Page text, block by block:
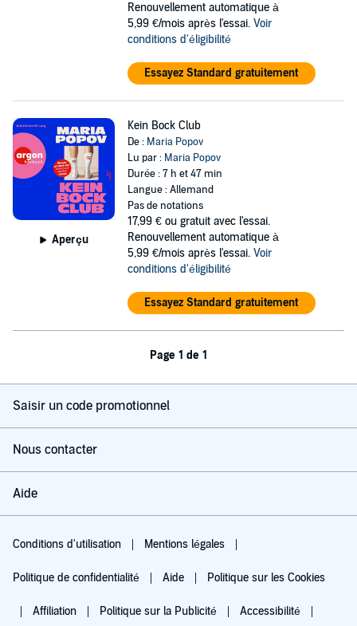
Renouvellement automatique à
5,99 €/mois après l'essai. Voir
conditions d'éligibilité
Essayez Standard gratuitement
Aperçu
Kein Bock Club
De : Maria Popov
Lu par : Maria Popov
Durée : 7 h et 47 min
Langue : Allemand
Pas de notations
17,99 € ou gratuit avec l'essai.
Renouvellement automatique à
5,99 €/mois après l'essai. Voir
conditions d'éligibilité
Essayez Standard gratuitement
Page 1 de 1
Saisir un code promotionnel
Nous contacter
Aide
Conditions d'utilisation Mentions légales
Politique de confidentialité Aide Politique sur les Cookies
Affiliation Politique sur la Publicité Accessibilité